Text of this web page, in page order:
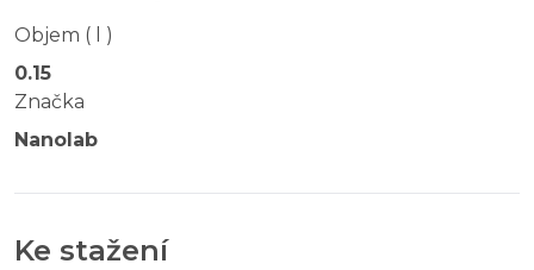
Objem ( l )
0.15
Značka
Nanolab
Ke stažení